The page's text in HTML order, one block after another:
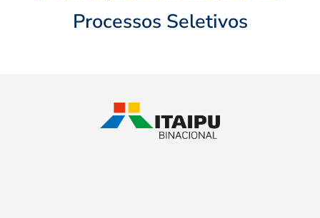
Processos Seletivos